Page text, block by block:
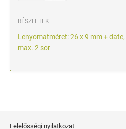
RÉSZLETEK
Lenyomatméret: 26 x 9 mm +
max. 2 sor
Felelősségi nyilatkozat